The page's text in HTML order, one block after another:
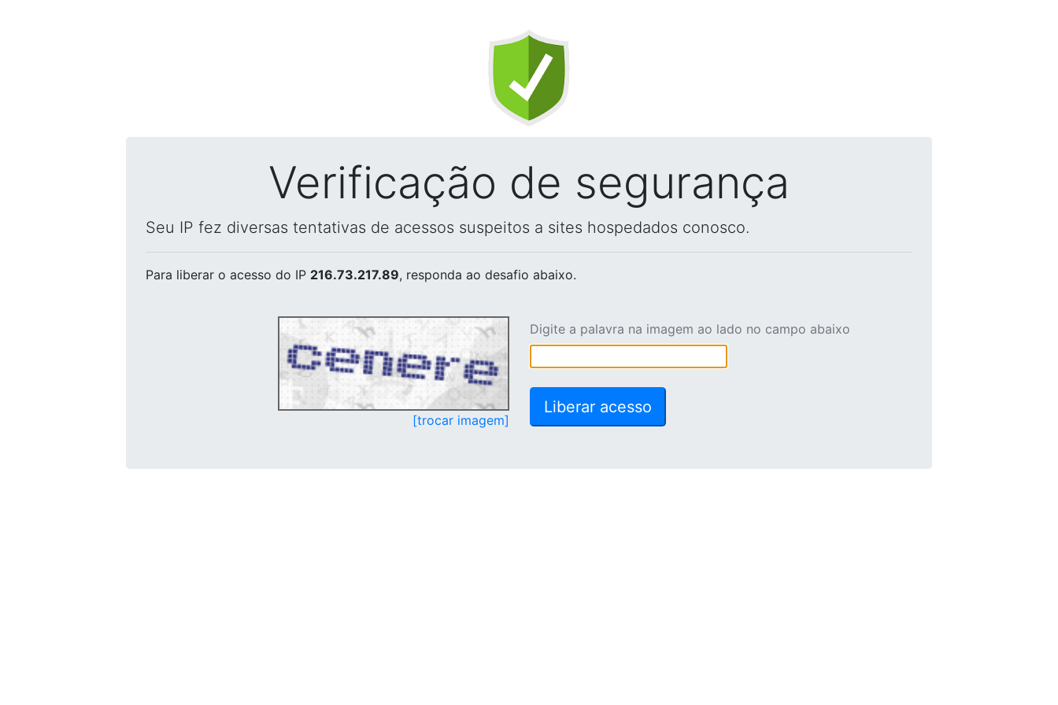
Verificação de segurança
Seu IP fez diversas tentativas de acessos suspeitos a sites hospedados conosco.
Para liberar o acesso do IP 216.73.217.89, responda ao desafio abaixo.
[trocar imagem]
Digite a palavra na imagem ao lado no campo abaixo